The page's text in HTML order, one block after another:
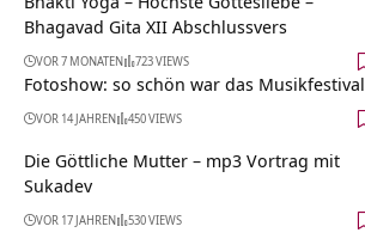
Bhagavad Gita XII Abschlussvers
VOR 7 MONATEN 723 VIEWS
Fotoshow: so schön war das Musikfestival
VOR 14 JAHREN 450 VIEWS
Die Göttliche Mutter – mp3 Vortrag mit
Sukadev
VOR 17 JAHREN 530 VIEWS